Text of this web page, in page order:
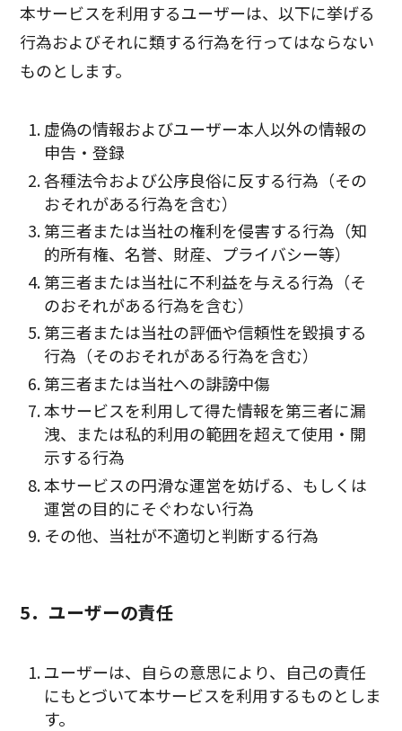
本サービスを利用するユーザーは、以下に挙げる
行為およびそれに類する行為を行ってはならない
ものとします。
虚偽の情報およびユーザー本人以外の情報の
申告・登録
各種法令および公序良俗に反する行為（その
おそれがある行為を含む）
第三者または当社の権利を侵害する行為（知
的所有権、名誉、財産、プライバシー等）
第三者または当社に不利益を与える行為（そ
のおそれがある行為を含む）
第三者または当社の評価や信頼性を毀損する
行為（そのおそれがある行為を含む）
第三者または当社への誹謗中傷
本サービスを利用して得た情報を第三者に漏
洩、または私的利用の範囲を超えて使用・開
示する行為
本サービスの円滑な運営を妨げる、もしくは
運営の目的にそぐわない行為
その他、当社が不適切と判断する行為
5．ユーザーの責任
ユーザーは、自らの意思により、自己の責任
にもとづいて本サービスを利用するものとしま
す。